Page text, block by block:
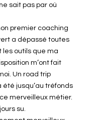
sait pas par où
premier coaching
a dépassé toutes
les outils que ma
m’ont fait
Un road trip
jusqu’au tréfonds
merveilleux métier.
su.